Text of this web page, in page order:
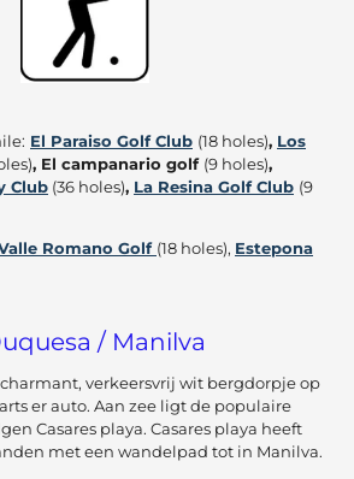
El Paraiso Golf Club (18 holes), Los
, El campanario golf (9 holes),
Club (36 holes), La Resina Golf Club (9
Romano Golf (18 holes), Estepona
/ Manilva
charmant, verkeersvrij wit bergdorpje op
er auto. Aan zee ligt de populaire
Casares playa. Casares playa heeft
met een wandelpad tot in Manilva.